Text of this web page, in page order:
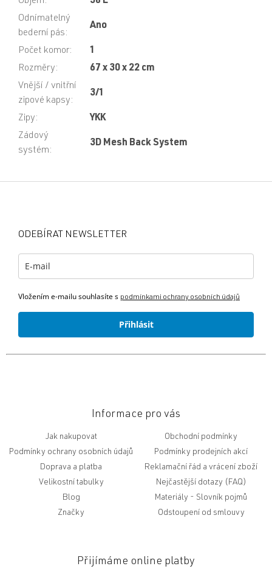
Odnímatelný
bederní pás:
Ano
Počet komor:
1
Rozměry:
67 x 30 x 22 cm
Vnější / vnitřní
zipové kapsy:
3/1
Zipy:
YKK
Zádový
systém:
3D Mesh Back System
ODEBÍRAT NEWSLETTER
Vložením e-mailu souhlasíte s podmínkami ochrany osobních údajů
Přihlásit
Informace pro vás
Jak nakupovat
Obchodní podmínky
Podmínky ochrany osobních údajů
Podmínky prodejních akcí
Doprava a platba
Reklamační řád a vrácení zboží
Velikostní tabulky
Nejčastější dotazy (FAQ)
Blog
Slovník pojmů
Značky
Odstoupení od smlouvy
Přijímáme online platby